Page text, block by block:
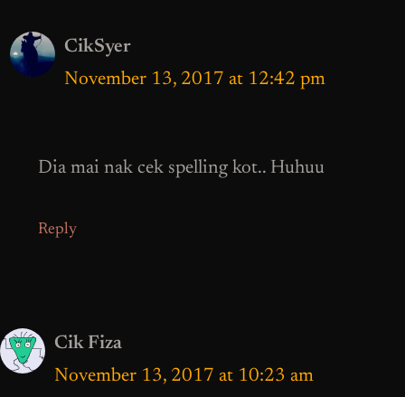
CikSyer
November 13, 2017 at 12:42 pm
Dia mai nak cek spelling kot.. Huhuu
Reply
Cik Fiza
November 13, 2017 at 10:23 am